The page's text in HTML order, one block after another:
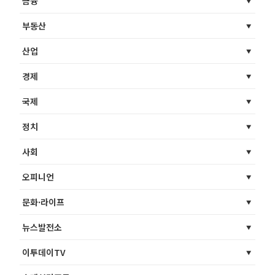
부동산
산업
경제
국제
정치
사회
오피니언
문화·라이프
뉴스발전소
이투데이TV